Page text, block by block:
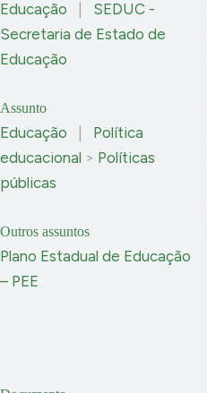
Educação
SEDUC -
Secretaria de Estado de
Educação
Assunto
Educação
Política
educacional > Políticas
públicas
Outros assuntos
Plano Estadual de Educação
– PEE